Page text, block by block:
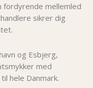
fordyrende mellemled
sikrer dig
og Esbjerg,
med
hele Danmark.